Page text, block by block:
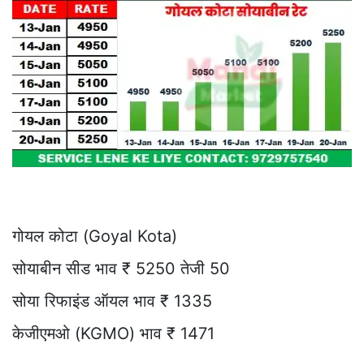
गोयल कोटा (Goyal Kota)
सोयाबीन सीड भाव ₹ 5250 तेजी 50
सोया रिफाइंड ऑयल भाव ₹ 1335
केजीएमओ (KGMO) भाव ₹ 1471